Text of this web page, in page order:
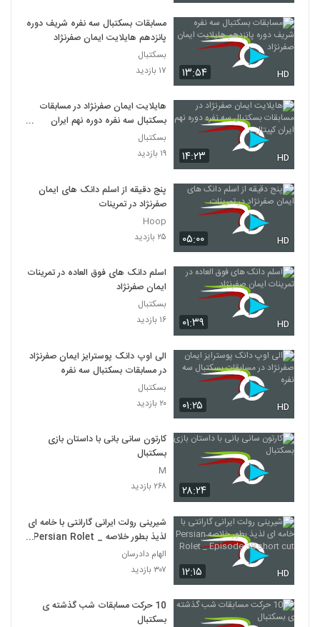
۱۳:۵۴ HD
مسابقات بسکتبال سه نفره شریف دوره
پانزدهم هایلایت ایمان صفرنژاد
بسکتبال
۱۷ بازدید
۱۴:۲۳ HD
هایلایت ایمان صفرنژاد در مسابقات
بسکتبال سه نفره دوره نهم ایران
کپیتال
بسکتبال
۱۹ بازدید
۰۵:۰۰ HD
پنج دقیقه از اسلم دانک های ایمان
صفرنژاد در تمرینات
Hoop
۲۵ بازدید
۰۱:۳۹ HD
اسلم دانک های فوق العاده در تمرینات
ایمان صفرنژاد
بسکتبال
۱۶ بازدید
۰۱:۲۵ HD
الی اوپ دانک پوسترایز ایمان صفرنژاد
در مسابقات بسکتبال سه نفره
بسکتبال
۲۰ بازدید
۲۸:۲۴
کارتون سانی بانی با داستان بازی
بسکتبال
M
۲۶۸ بازدید
۱۲:۱۵ HD
شیرینی رولت ایرانی گارانتی با خامه ای
لذیذ بطور خلاصه Persian Rolet _
Episode 38 short cut
الهام دادرسان
۳۰۷ بازدید
10 حرکت مسابقات شب گذشته ی
بسکتبال